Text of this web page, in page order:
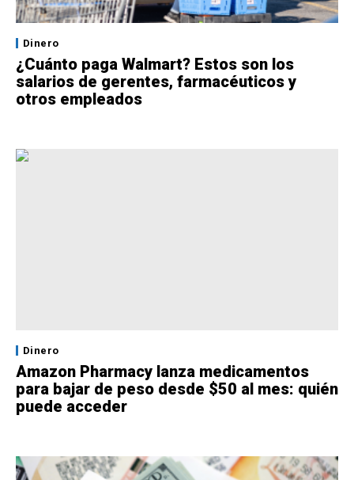
Dinero
¿Cuánto paga Walmart? Estos son los
salarios de gerentes, farmacéuticos y
otros empleados
Dinero
Amazon Pharmacy lanza medicamentos
para bajar de peso desde $50 al mes: quién
puede acceder